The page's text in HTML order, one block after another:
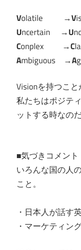
Volatile →V
Uncertain →U
Conplex →C
Ambiguous →A
Visionを持つこと
私たちはポジテ
ットする時なのだ
■気づきコメント
いろんな国の人
こと。
・日本人が話す
・マーケティン